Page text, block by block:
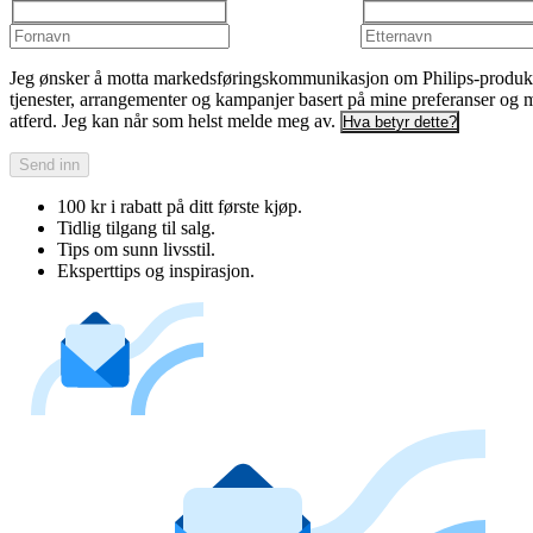
Jeg ønsker å motta markedsføringskommunikasjon om Philips-
tjenester, arrangementer og kampanjer basert på mine preferanser og
atferd. Jeg kan når som helst melde meg av. Hva betyr dette?
Send inn
100 kr i rabatt på ditt første kjøp.
Tidlig tilgang til salg.
Tips om sunn livsstil.
Eksperttips og inspirasjon.